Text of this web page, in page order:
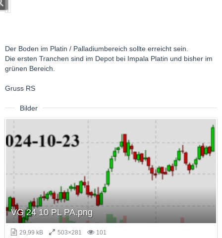
Der Boden im Platin / Palladiumbereich sollte erreicht sein.
Die ersten Tranchen sind im Depot bei Impala Platin und bisher im
grünen Bereich.
Gruss RS
Bilder
VG 24 10 PL PA.png
29,99 kB 503×281 101